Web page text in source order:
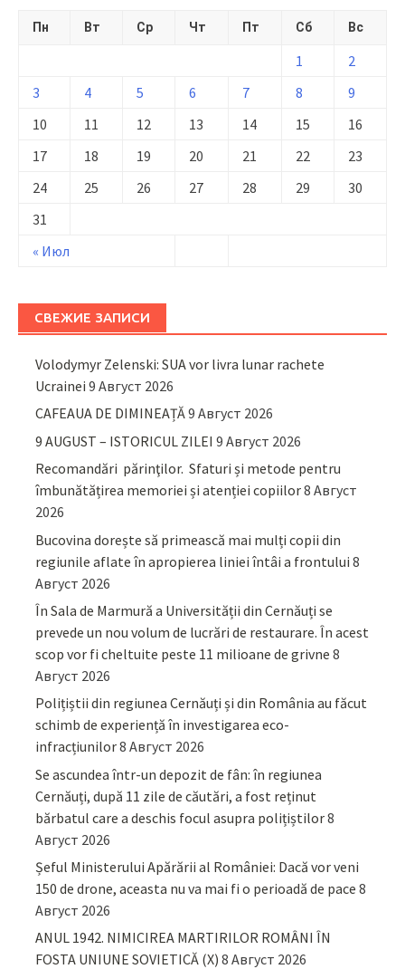
Пн Вт Ср Чт Пт Сб Вс
« Июл
1
2
3
4 5 6 7 8
9
10
11 12 13 14 15
16
17
18 19 20 21 22
23
24
25 26 27 28 29
30
31
СВЕЖИЕ ЗАПИСИ
Volodymyr Zelenski: SUA vor livra lunar rachete
Ucrainei 9 Август 2026
CAFEAUA DE DIMINEAȚĂ9 Август 2026
9 AUGUST – ISTORICUL ZILEI 9 Август 2026
Recomandări părinţilor. Sfaturi și metode pentru
îmbunătățirea memoriei și atenției copiilor8 Август
2026
Bucovina dorește să primească mai mulți copii din
regiunile aflate în apropierea liniei întâi a frontului 8
Август 2026
În Sala de Marmură a Universității din Cernăuți se
prevede un nou volum de lucrări de restaurare. În acest
scop vor fi cheltuite peste 11 milioane de grivne 8
Август 2026
Polițiștii din regiunea Cernăuți și din România au făcut
schimb de experiență în investigarea eco-
infracțiunilor8 Август 2026
Se ascundea într-un depozit de fân: în regiunea
Cernăuți, după 11 zile de căutări, a fost reținut
bărbatul care a deschis focul asupra polițiștilor8
Август 2026
Șeful Ministerului Apărării al României: Dacă vor veni
150 de drone, aceasta nu va mai fi o perioadă de pace 8
Август 2026
ANUL 1942. NIMICIREA MARTIRILOR ROMÂNI ÎN
FOSTA UNIUNE SOVIETICĂ (X) 8 Август 2026